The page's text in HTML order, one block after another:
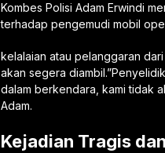
Kombes Polisi Adam Erwindi
terhadap pengemudi mobil
kelalaian atau pelanggaran
akan segera
dalam berkendara, kami tidak
Adam.
Kejadian Tragis